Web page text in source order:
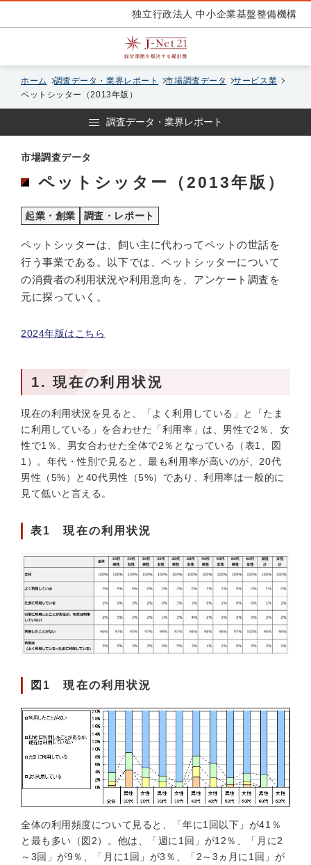
独立行政法人 中小企業基盤整備機構
ホーム 調査データ・業界レポート 市場調査データ
サービス業
ペットシッター（2013年版）
調査データ・業界レポート
市場調査データ
ペットシッター（2013年版）
起業・創業 調査・レポート
ペットシッターは、飼い主に代わってペットの世話を
行う事業である。以下では、ペットシッターについて
の消費者の利用状況や利用意向を、アンケート調査を
元に探っていく。
2024年版はこちら
1. 現在の利用状況
現在の利用状況を見ると、「よく利用している」と「たま
に利用している」を合わせた「利用率」は、男性で2％、女
性で1％、男女合わせた全体で2％となっている（表1、図
1）。年代・性別で見ると、最も利用率が高いのが、20代
男性（5%）と40代男性（5%）であり、利用率は一般的に
見て低いと言える。
表1 現在の利用状況
図1 現在の利用状況
全体の利用頻度について見ると、「年に1回以下」が41％
と最も多い（図2）。他は、「週に1回」が12％、「月に2
～3回」が9％、「月に1回」が3％、「2～3ヵ月に1回」が